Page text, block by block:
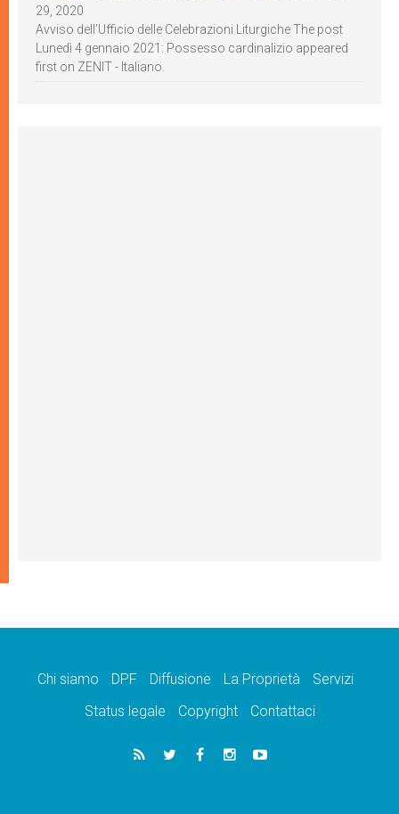
29, 2020
Avviso dell’Ufficio delle Celebrazioni Liturgiche The post
Lunedì 4 gennaio 2021: Possesso cardinalizio appeared
first on ZENIT - Italiano.
Chi siamo DPF Diffusione La Proprietà
Servizi
Status legale
Copyright Contattaci